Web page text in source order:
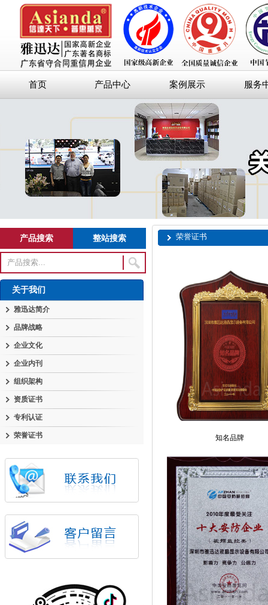
首页 产品中心 案例展示 服务
产品搜索 整站搜索
关于我们
雅迅达简介
品牌战略
企业文化
企业内刊
组织架构
资质证书
专利认证
荣誉证书
荣誉证书
知名品牌